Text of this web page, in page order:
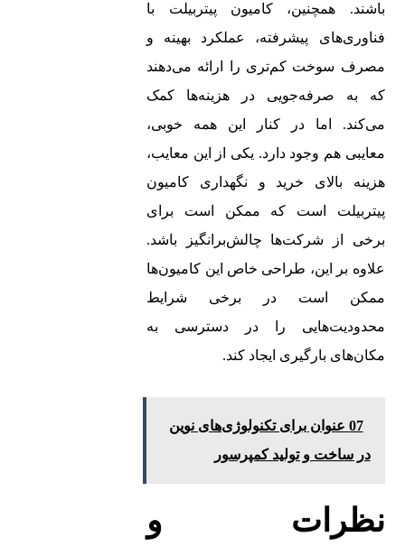
باشند. همچنین، کامیون‌ پیتربیلت با
فناوری‌های پیشرفته، عملکرد بهینه و
مصرف سوخت کم‌تری را ارائه می‌دهند
که به صرفه‌جویی در هزینه‌ها کمک
می‌کند. اما در کنار این همه خوبی،
معایبی هم وجود دارد. یکی از این معایب،
هزینه بالای خرید و نگهداری کامیون‌
پیتربیلت است که ممکن است برای
برخی از شرکت‌ها چالش‌برانگیز باشد.
علاوه بر این، طراحی خاص این کامیون‌ها
ممکن است در برخی شرایط
محدودیت‌هایی را در دسترسی به
مکان‌های بارگیری ایجاد کند.
07 عنوان برای تکنولوژی‌های نوین
در ساخت و تولید کمپرسور
نظرات و